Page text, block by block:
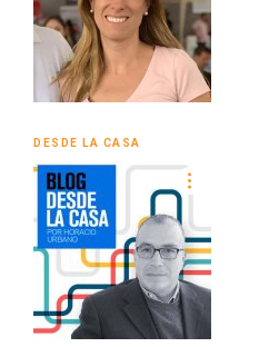
DESDE LA CASA